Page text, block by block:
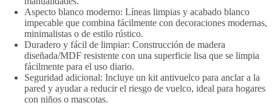
Aspecto blanco moderno: Líneas limpias y acabado blanco
impecable que combina fácilmente con decoraciones modernas,
minimalistas o de estilo rústico.
Duradero y fácil de limpiar: Construcción de madera
diseñada/MDF resistente con una superficie lisa que se limpia
fácilmente para el uso diario.
Seguridad adicional: Incluye un kit antivuelco para anclar a la
pared y ayudar a reducir el riesgo de vuelco, ideal para hogares
con niños o mascotas.